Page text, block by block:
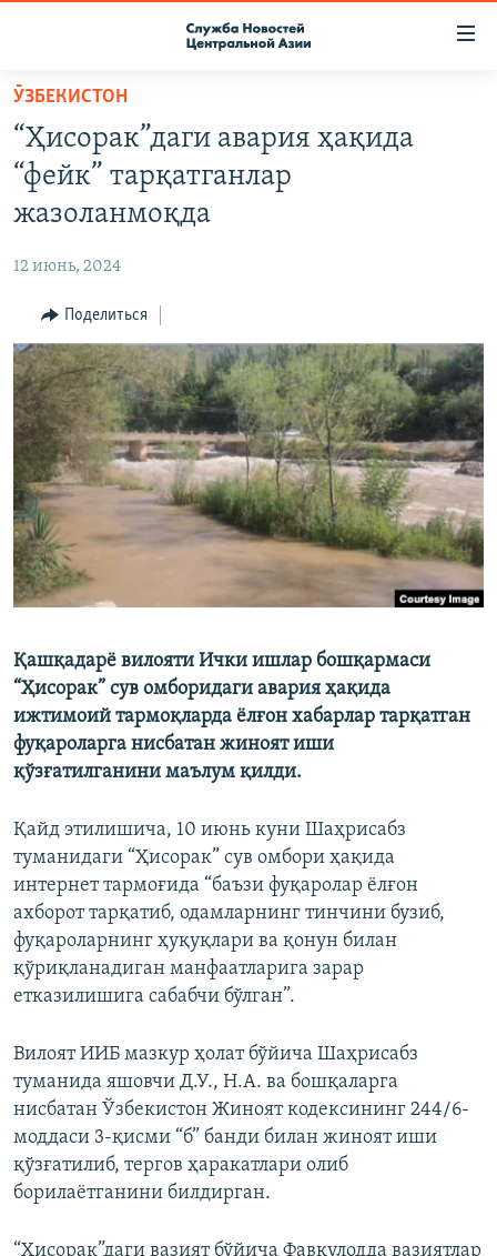
Вернуться
основному
содержанию
Вернутся
главной
Вернутся
поиску
О ПРОЕКТЕ
ПОДПИСКА
КОНТАКТЫ
НАСТОЯЩЕЕ ВРЕМЯ
МИГРАНТ МЕДИА
ӮЗБЕКИСТОН
“Ҳисорак”даги авария ҳақида
“фейк” тарқатганлар
жазоланмоқда
12 июнь, 2024
Поделиться
Қашқадарё вилояти Ички ишлар бошқармаси
“Ҳисорак” сув омборидаги авария ҳақида
ижтимоий тармоқларда ёлғон хабарлар тарқатган
фуқароларга нисбатан жиноят иши
қўзғатилганини маълум қилди.
Қайд этилишича, 10 июнь куни Шаҳрисабз
туманидаги “Ҳисорак” сув омбори ҳақида
интернет тармоғида “баъзи фуқаролар ёлғон
ахборот тарқатиб, одамларнинг тинчини бузиб,
фуқароларнинг ҳуқуқлари ва қонун билан
қўриқланадиган манфаатларига зарар
етказилишига сабабчи бўлган”.
Вилоят ИИБ мазкур ҳолат бўйича Шаҳрисабз
туманида яшовчи Д.У., Н.А. ва бошқаларга
нисбатан Ўзбекистон Жиноят кодексининг 244/6-
моддаси 3-қисми “б” банди билан жиноят иши
қўзғатилиб, тергов ҳаракатлари олиб
борилаётганини билдирган.
“Ҳисорак”даги вазият бўйича Фавқулодда вазиятлар